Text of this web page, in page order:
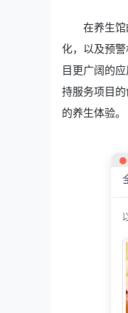
在养生
化，以及预
目更广阔的
持服务项目
的养生体验。